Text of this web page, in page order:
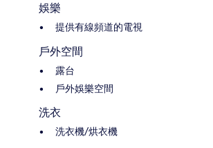
娛樂
提供有線頻道的電視
戶外空間
露台
戶外娛樂空間
洗衣
洗衣機/烘衣機